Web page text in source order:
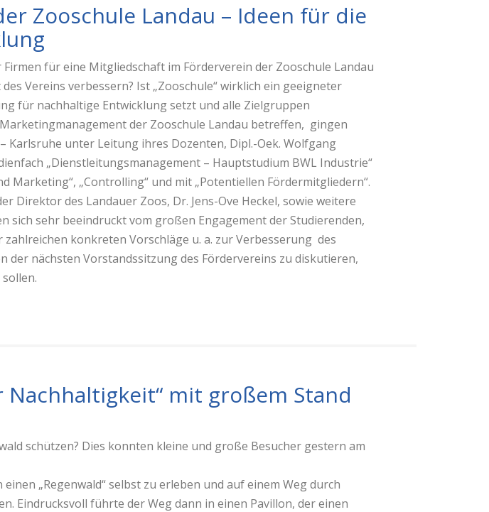
Zooschule Landau – Ideen für die
für eine Mitgliedschaft im Förderverein der Zooschule Landau
Vereins verbessern? Ist „Zooschule“ wirklich ein geeigneter
für nachhaltige Entwicklung setzt und alle Zielgruppen
der Zooschule Landau betreffen, gingen
Karlsruhe unter Leitung ihres Dozenten, Dipl.-Oek. Wolfgang
„Dienstleitungsmanagement – Hauptstudium BWL Industrie“
Marketing“, „Controlling“ und mit „Potentiellen Fördermitgliedern“.
Direktor des Landauer Zoos, Dr. Jens-Ove Heckel, sowie weitere
sich sehr beeindruckt vom großen Engagement der Studierenden,
konkreten Vorschläge u. a. zur Verbesserung des
der nächsten Vorstandssitzung des Fördervereins zu diskutieren,
Nachhaltigkeit“ mit großem Stand
schützen? Dies konnten kleine und große Besucher gestern am
„Regenwald“ selbst zu erleben und auf einem Weg durch
Eindrucksvoll führte der Weg dann in einen Pavillon, der einen